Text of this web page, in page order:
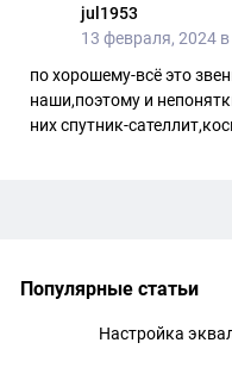
Популярные статьи
Настройка
jul1953
13 февраля, 2024 в
по хорошему-всё это
наши,поэтому и
них спутник-